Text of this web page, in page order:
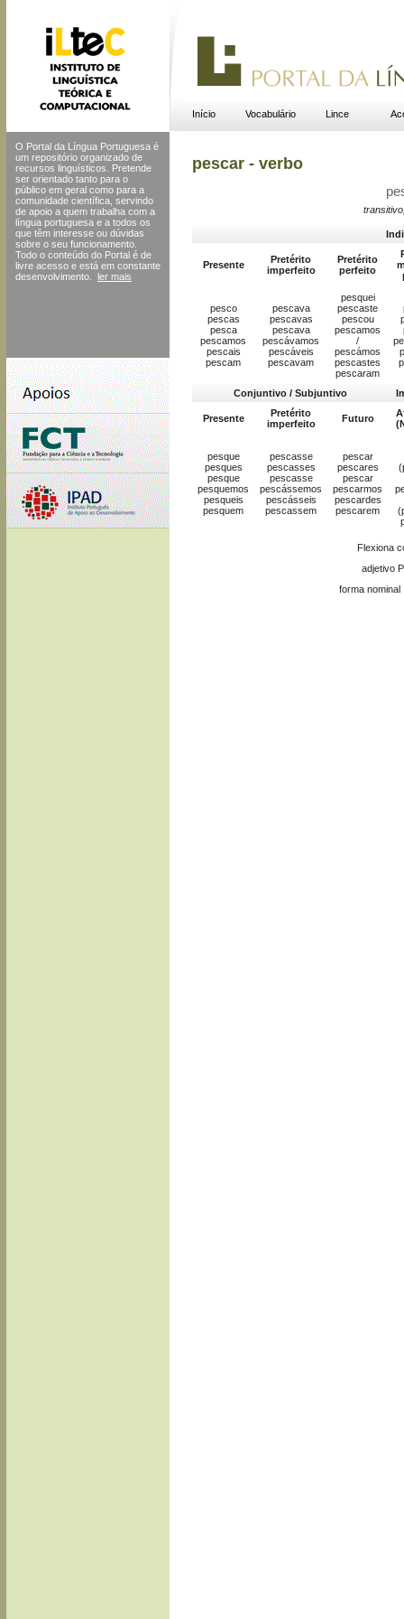
Início Vocabulário Lince
O Portal da Língua Portuguesa é
um repositório organizado de
recursos linguísticos. Pretende
ser orientado tanto para o
público em geral como para a
comunidade científica, servindo
de apoio a quem trabalha com a
língua portuguesa e a todos os
que têm interesse ou dúvidas
sobre o seu funcionamento.
Todo o conteúdo do Portal é de
livre acesso e está em constante
desenvolvimento.
ler mais
pescar - verbo
Presente
Pretérito
imperfeito
Pretérito
perfeito
pesco
pescas
pesca
pescamos
pescais
pescam
pescava
pescavas
pescava
pescávamos
pescáveis
pescavam
pesquei
pescaste
pescou
pescamos
/
pescámos
pescastes
pescaram
Conjuntivo / Subjuntivo
Presente
Pretérito
imperfeito
Futuro
pesque
pesques
pesque
pesquemos
pesqueis
pesquem
pescasse
pescasses
pescasse
pescássemos
pescásseis
pescassem
pescar
pescares
pescar
pescarmos
pescardes
pescarem
Flexiona
adjetivo
forma